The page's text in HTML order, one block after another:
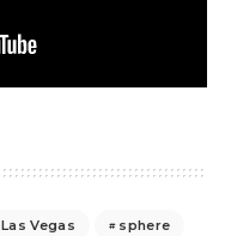
Las Vegas
sphere